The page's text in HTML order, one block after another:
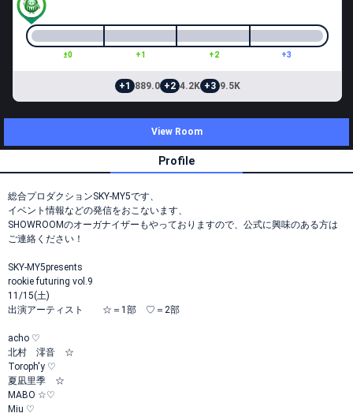
±0 +1 +2 +3
+1 889.0 +2 4.2K +3 9.5K
View Room
Profile
総合プロダクションSKY-MY5です、
イベント情報などの発信をおこないます、
SHOWROOMのオーガナイザーもやっておりますので、公式に興味のある方は
ご連絡ください！
SKY-MY5presents
rookie futuring vol.9
11/15(土)
出演アーティスト ☆＝1部 ♡＝2部
acho ♡
北村 澪音 ☆
Toroph'y ♡
夏凪里季 ☆
MABO ☆♡
Miu ♡